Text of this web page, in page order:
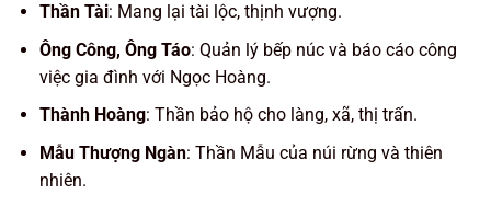
Thần Tài: Mang lại tài lộc, thịnh vượng.
Ông Công, Ông Táo: Quản lý bếp núc và báo cáo công
việc gia đình với Ngọc Hoàng.
Thành Hoàng: Thần bảo hộ cho làng, xã, thị trấn.
Mẫu Thượng Ngàn: Thần Mẫu của núi rừng và thiên
nhiên.